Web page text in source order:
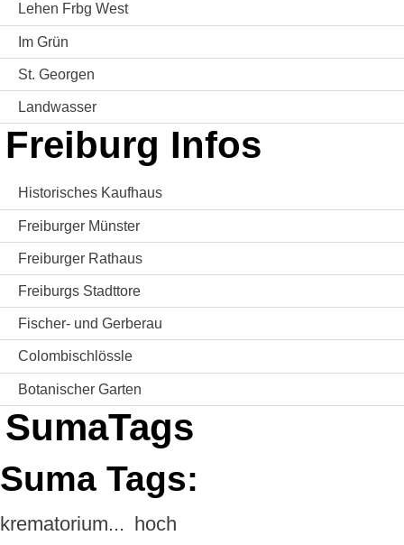
Lehen Frbg West
Im Grün
St. Georgen
Landwasser
Freiburg Infos
Historisches Kaufhaus
Freiburger Münster
Freiburger Rathaus
Freiburgs Stadttore
Fischer- und Gerberau
Colombischlössle
Botanischer Garten
SumaTags
Suma Tags:
krematorium... hoch